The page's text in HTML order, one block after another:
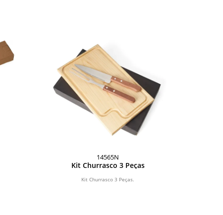
14565N
Kit Churrasco 3 Peças
Kit Churrasco 3 Peças.